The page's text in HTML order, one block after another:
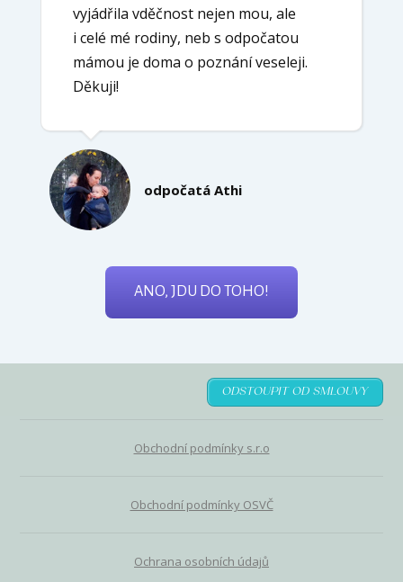
vyjádřila vděčnost nejen mou, ale
i celé mé rodiny, neb s odpočatou
mámou je doma o poznání veseleji.
Děkuji!
odpočatá Athi
ANO, JDU DO TOHO!
ODSTOUPIT OD SMLOUVY
Obchodní podmínky s.r.o
Obchodní podmínky OSVČ
Ochrana osobních údajů